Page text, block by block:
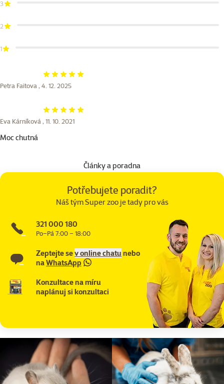
3
2
1
Hodnocení 100%
Petra Faitova , 4. 12. 2025
Hodnocení 100%
Eva Kárníková , 11. 10. 2021
Moc chutná
Články a poradna
Potřebujete poradit?
Náš tým Super zoo je tady pro vás
321 000 180
Po–Pá 7:00 – 18:00
Zeptejte sev online chatu nebo
naWhatsApp
Konzultace na míru
naplánuj si konzultaci